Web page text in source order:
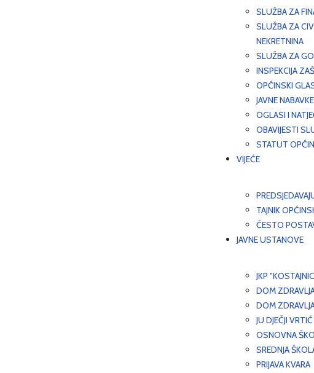
SLUŽBA ZA
SLUŽBA ZA
NEKRETNINA
SLUŽBA ZA
INSPEKCIJA
OPĆINSKI
JAVNE NABAVKE
OGLASI I
OBAVIJESTI
STATUT
VIJEĆE
TAJNIK
ČESTO
JAVNE USTANOVE
JKP
DOM
DOM
JU DJEČJI
OSNOVNA
SREDNJA
PRIJAVA KVARA